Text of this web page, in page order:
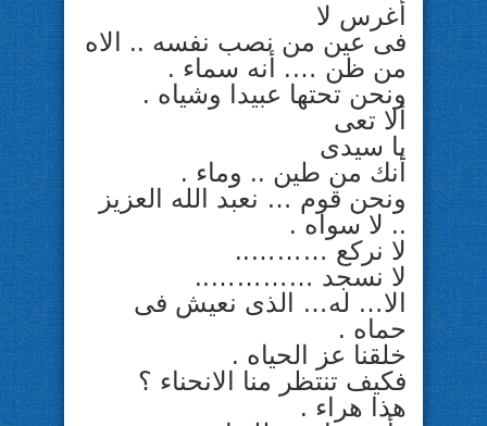
أغرس لا
فى عين من نصب نفسه .. الاه
من ظن …. أنه سماء .
ونحن تحتها عبيدا وشياه .
ألا تعى
يا سيدى
أنك من طين .. وماء .
ونحن قوم … نعبد الله العزيز
.. لا سواه .
لا نركع ………..
لا نسجد …………..
الا… له… الذى نعيش فى
حماه .
خلقنا عز الحياه .
فكيف تنتظر منا الانحناء ؟
هذا هراء .